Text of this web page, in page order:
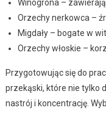
Winogrona –
Orzechy nerkowca –
Migdały – bogate w
Orzechy włoskie –
Przygotowując się do
przekąski, które nie tylko
nastrój i koncentrację.